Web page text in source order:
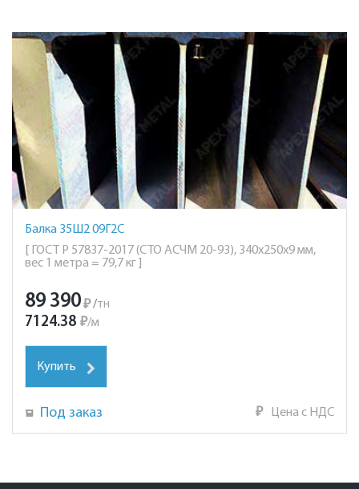
Балка 35Ш2 09Г2С
[ ГОСТ Р 57837-2017 (СТО АСЧМ 20-93), 340х250х9 мм,
вес 1 метра = 79,7 кг ]
89 390₽ /тн
7124.38 ₽/м
Купить
Под заказ ₽ Цена с НДС